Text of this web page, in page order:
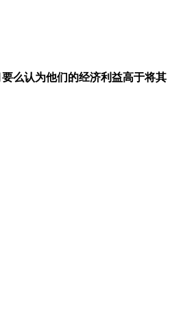
要么认为他们的经济利益高于将其